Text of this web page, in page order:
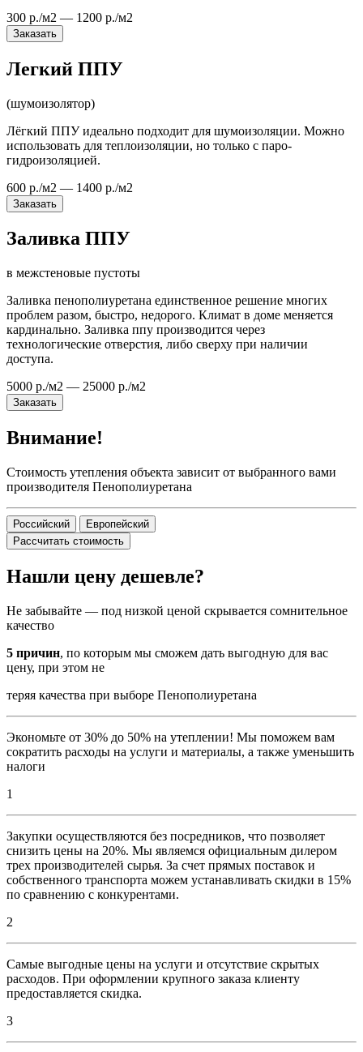
300 р./м2 — 1200 р./м2
Заказать
Легкий ППУ
(шумоизолятор)
Лёгкий ППУ идеально подходит для шумоизоляции. Можно
использовать для теплоизоляции, но только с паро-
гидроизоляцией.
600 р./м2 — 1400 р./м2
Заказать
Заливка ППУ
в межстеновые пустоты
Заливка пенополиуретана единственное решение многих
проблем разом, быстро, недорого. Климат в доме меняется
кардинально. Заливка ппу производится через
технологические отверстия, либо сверху при наличии
доступа.
5000 р./м2 — 25000 р./м2
Заказать
Внимание!
Стоимость утепления объекта зависит от выбранного вами
производителя Пенополиуретана
Российский
Европейский
Рассчитать стоимость
Нашли цену дешевле?
Не забывайте — под низкой ценой скрывается сомнительное
качество
5 причин, по которым мы сможем дать выгодную для вас
цену, при этом не
теряя качества при выборе Пенополиуретана
Экономьте от 30% до 50% на утеплении! Мы поможем вам
сократить расходы на услуги и материалы, а также уменьшить
налоги
1
Закупки осуществляются без посредников, что позволяет
снизить цены на 20%. Мы являемся официальным дилером
трех производителей сырья. За счет прямых поставок и
собственного транспорта можем устанавливать скидки в 15%
по сравнению с конкурентами.
2
Самые выгодные цены на услуги и отсутствие скрытых
расходов. При оформлении крупного заказа клиенту
предоставляется скидка.
3